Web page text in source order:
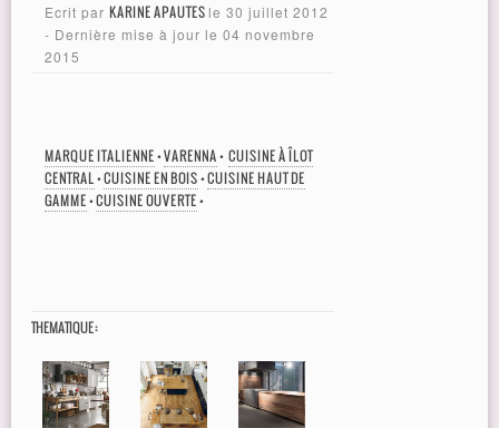
Ecrit par KARINE APAUTES le 30 juillet 2012
- Dernière mise à jour le 04 novembre
2015
MARQUE ITALIENNE•VARENNA• CUISINE À ÎLOT
CENTRAL•CUISINE EN BOIS•CUISINE HAUT DE
GAMME•CUISINE OUVERTE•
THEMATIQUE :